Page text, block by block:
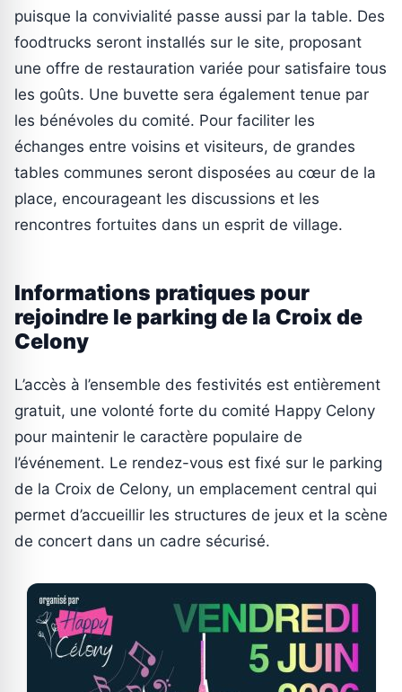
puisque la convivialité passe aussi par la table. Des
foodtrucks seront installés sur le site, proposant
une offre de restauration variée pour satisfaire tous
les goûts. Une buvette sera également tenue par
les bénévoles du comité. Pour faciliter les
échanges entre voisins et visiteurs, de grandes
tables communes seront disposées au cœur de la
place, encourageant les discussions et les
rencontres fortuites dans un esprit de village.
Informations pratiques pour
rejoindre le parking de la Croix de
Celony
L’accès à l’ensemble des festivités est entièrement
gratuit, une volonté forte du comité Happy Celony
pour maintenir le caractère populaire de
l’événement. Le rendez-vous est fixé sur le parking
de la Croix de Celony, un emplacement central qui
permet d’accueillir les structures de jeux et la scène
de concert dans un cadre sécurisé.